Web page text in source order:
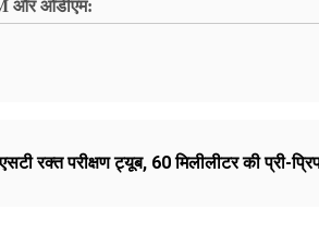
और ओडीएम:
रक्त परीक्षण ट्यूब, 60 मिलीलीटर की प्री-